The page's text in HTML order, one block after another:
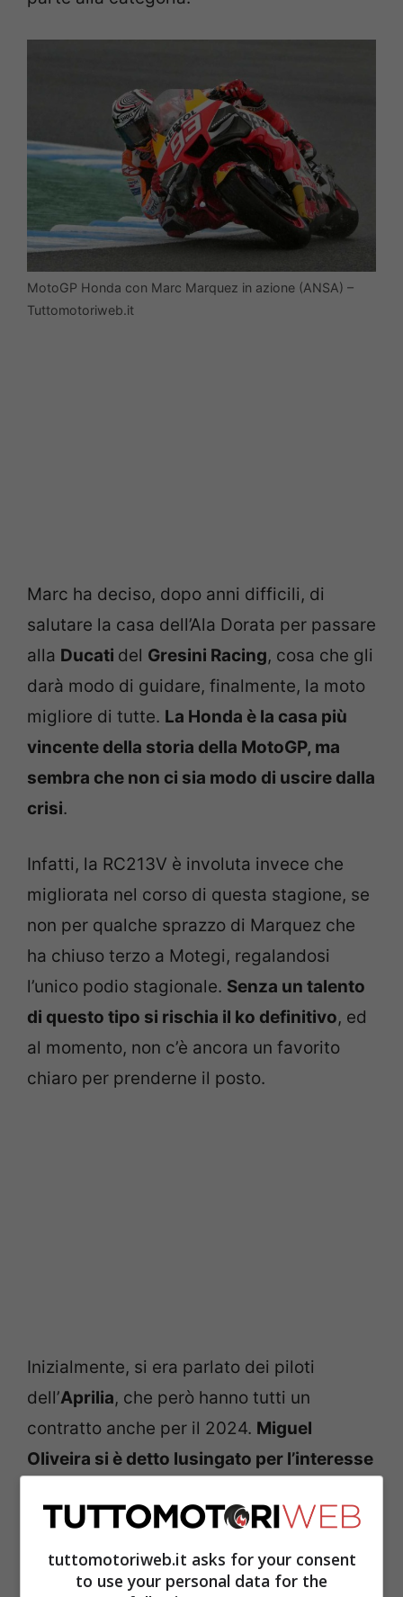
MotoGP Honda con Marc Marquez in azione (ANSA) –
Tuttomotoriweb.it
Marc ha deciso, dopo anni difficili, di
salutare la casa dell’Ala Dorata per passare
alla Ducati del Gresini Racing, cosa che gli
darà modo di guidare, finalmente, la moto
migliore di tutte. La Honda è la casa più
vincente della storia della MotoGP, ma
sembra che non ci sia modo di uscire dalla
crisi.
Infatti, la RC213V è involuta invece che
migliorata nel corso di questa stagione, se
non per qualche sprazzo di Marquez che
ha chiuso terzo a Motegi, regalandosi
l’unico podio stagionale. Senza un talento
di questo tipo si rischia il ko definitivo, ed
al momento, non c’è ancora un favorito
chiaro per prenderne il posto.
Inizialmente, si era parlato dei piloti
dell’Aprilia, che però hanno tutti un
contratto anche per il 2024. Miguel
Oliveira si è detto lusingato per l’interesse
hanno fatto gli altri.
Fabio Quartararoha indirettamente fatto
tuttomotoriweb.it asks for your consent
to use your personal data for the